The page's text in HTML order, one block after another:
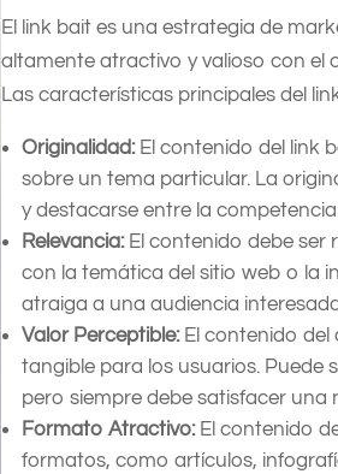
El link bait es una estrategia de
altamente atractivo y valioso con el
Las características principales del
Originalidad:El contenido del link
sobre un tema particular. La
y destacarse entre la
Relevancia:El contenido debe ser
con la temática del sitio web o la
atraiga a una audiencia
Valor Perceptible:El contenido del
tangible para los usuarios.
pero siempre debe satisfacer una
Formato Atractivo:El contenido
formatos, como artículos,